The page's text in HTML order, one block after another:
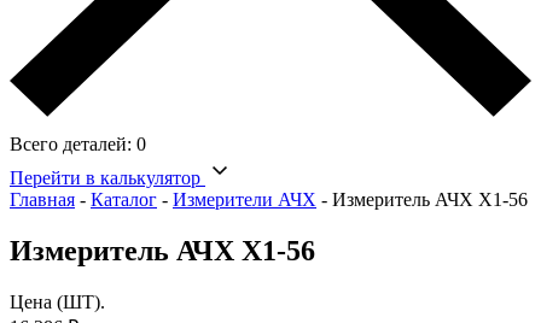
Всего деталей: 0
Перейти в калькулятор
Главная - Каталог - Измерители АЧХ - Измеритель АЧХ Х1-56
Измеритель АЧХ Х1-56
Цена (ШТ).